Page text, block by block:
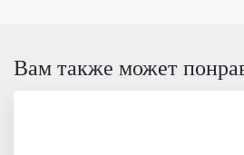
Вам также может